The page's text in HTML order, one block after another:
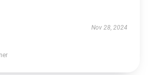
Nov 28, 2024